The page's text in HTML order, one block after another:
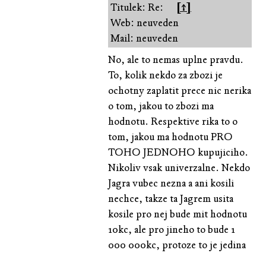
Titulek: Re:
[↑]
Web: neuveden
Mail: neuveden
No, ale to nemas uplne pravdu.
To, kolik nekdo za zbozi je
ochotny zaplatit prece nic nerika
o tom, jakou to zbozi ma
hodnotu. Respektive rika to o
tom, jakou ma hodnotu PRO
TOHO JEDNOHO kupujiciho.
Nikoliv vsak univerzalne. Nekdo
Jagra vubec nezna a ani kosili
nechce, takze ta Jagrem usita
kosile pro nej bude mit hodnotu
10kc, ale pro jineho to bude 1
000 000kc, protoze to je jedina